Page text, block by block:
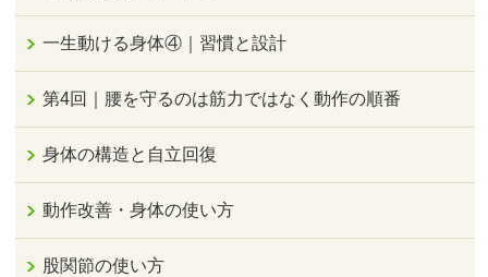
一生動ける身体④｜習慣と設計
第4回｜腰を守るのは筋力ではなく動作の順番
身体の構造と自立回復
動作改善・身体の使い方
股関節の使い方